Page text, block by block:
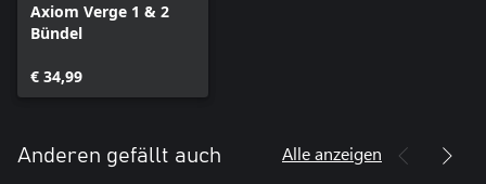
Axiom Verge 1 & 2
Bündel
€ 34,99
Anderen gefällt auch Alle anzeigen